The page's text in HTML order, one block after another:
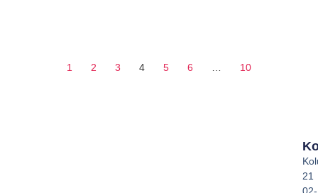
1 2 3 4 5 6 10
21
02-